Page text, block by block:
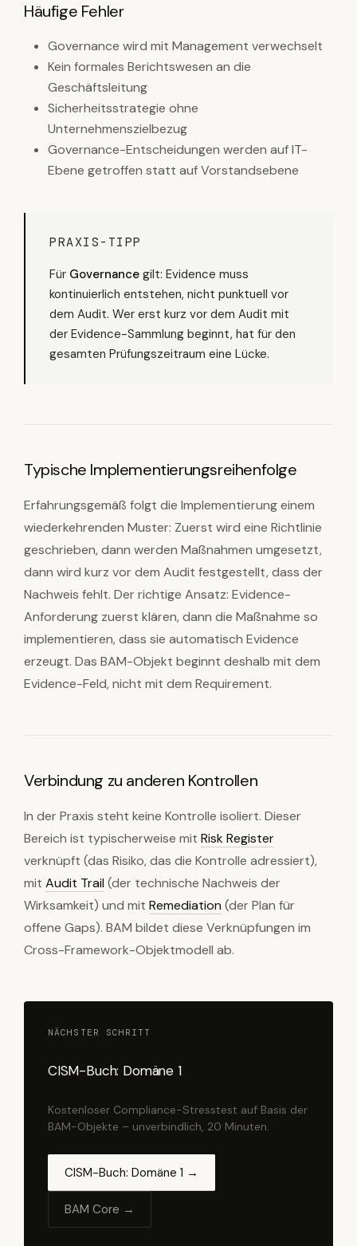
Häufige Fehler
Governance wird mit Management verwechselt
Kein formales Berichtswesen an die
Geschäftsleitung
Sicherheitsstrategie ohne
Unternehmenszielbezug
Governance-Entscheidungen werden auf IT-
Ebene getroffen statt auf Vorstandsebene
PRAXIS-TIPP
Für Governance gilt: Evidence muss
kontinuierlich entstehen, nicht punktuell vor
dem Audit. Wer erst kurz vor dem Audit mit
der Evidence-Sammlung beginnt, hat für den
gesamten Prüfungszeitraum eine Lücke.
Typische Implementierungsreihenfolge
Erfahrungsgemäß folgt die Implementierung einem
wiederkehrenden Muster: Zuerst wird eine Richtlinie
geschrieben, dann werden Maßnahmen umgesetzt,
dann wird kurz vor dem Audit festgestellt, dass der
Nachweis fehlt. Der richtige Ansatz: Evidence-
Anforderung zuerst klären, dann die Maßnahme so
implementieren, dass sie automatisch Evidence
erzeugt. Das BAM-Objekt beginnt deshalb mit dem
Evidence-Feld, nicht mit dem Requirement.
Verbindung zu anderen Kontrollen
In der Praxis steht keine Kontrolle isoliert. Dieser
Bereich ist typischerweise mit Risk Register
verknüpft (das Risiko, das die Kontrolle adressiert),
mit Audit Trail (der technische Nachweis der
Wirksamkeit) und mit Remediation (der Plan für
offene Gaps). BAM bildet diese Verknüpfungen im
Cross-Framework-Objektmodell ab.
NÄCHSTER SCHRITT
CISM-Buch: Domäne 1
Kostenloser Compliance-Stresstest auf Basis der
BAM-Objekte – unverbindlich, 20 Minuten.
CISM-Buch: Domäne 1 →
BAM Core →